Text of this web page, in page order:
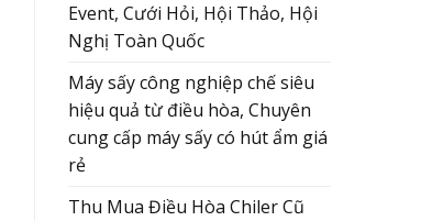
Event, Cưới Hỏi, Hội Thảo, Hội
Nghị Toàn Quốc
Máy sấy công nghiệp chế siêu
hiệu quả từ điều hòa, Chuyên
cung cấp máy sấy có hút ẩm giá
rẻ
Thu Mua Điều Hòa Chiler Cũ